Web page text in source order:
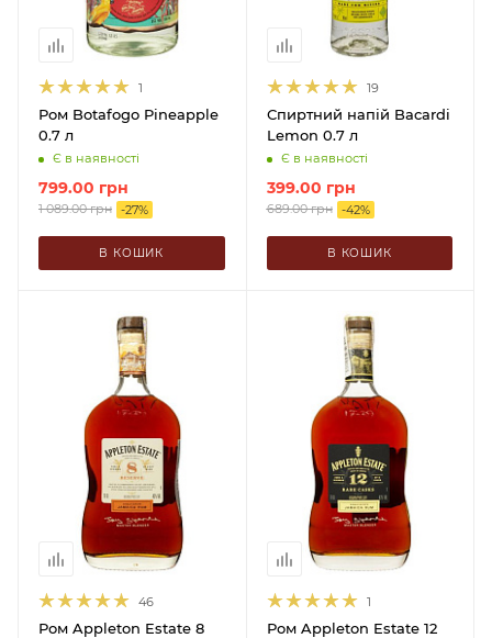
1
Ром Botafogo Pineapple
0.7 л
Є в наявності
799.00 грн
1 089.00грн -27%
В КОШИК
19
Спиртний напій Bacardi
Lemon 0.7 л
Є в наявності
399.00 грн
689.00грн -42%
В КОШИК
46
Ром Appleton Estate 8
1
Ром Appleton Estate 12